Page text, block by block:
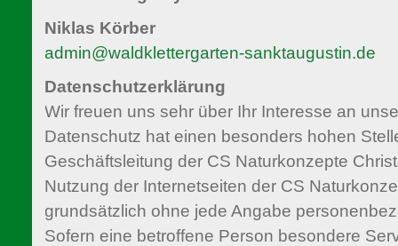
Niklas Körber
admin@waldklettergarten-sanktaugustin.de
Datenschutzerklärung
Wir freuen uns sehr über Ihr Interesse an
Datenschutz hat einen besonders hohen
Geschäftsleitung der CS Naturkonzepte
Nutzung der Internetseiten der CS
grundsätzlich ohne jede Angabe
Sofern eine betroffene Person besondere